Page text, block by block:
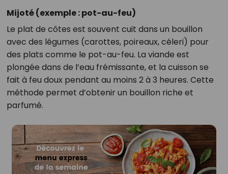
Mijoté (exemple : pot-au-feu)
Le plat de côtes est souvent cuit dans un bouillon
avec des légumes (carottes, poireaux, céleri) pour
des plats comme le pot-au-feu. La viande est
plongée dans de l’eau frémissante, et la cuisson se
fait à feu doux pendant au moins 2 à 3 heures. Cette
méthode permet d’obtenir un bouillon riche et
parfumé.